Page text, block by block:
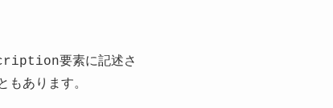
要素に記述さ
あります。